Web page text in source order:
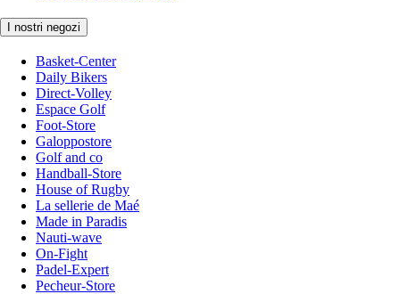
I nostri negozi
Basket-Center
Daily Bikers
Direct-Volley
Espace Golf
Foot-Store
Galoppostore
Golf and co
Handball-Store
House of Rugby
La sellerie de Maé
Made in Paradis
Nauti-wave
On-Fight
Padel-Expert
Pecheur-Store